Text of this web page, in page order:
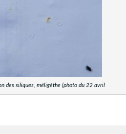
des siliques, méligèthe (photo du 22 avril